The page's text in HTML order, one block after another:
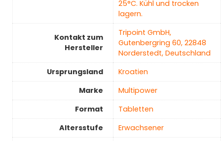
25°C. Kühl und trocken
lagern.
Kontakt zum
Hersteller
‎Tripoint GmbH,
Gutenbergring 60, 22848
Norderstedt, Deutschland
Ursprungsland
‎Kroatien
Marke
‎Multipower
Format
‎Tabletten
Altersstufe
‎Erwachsener